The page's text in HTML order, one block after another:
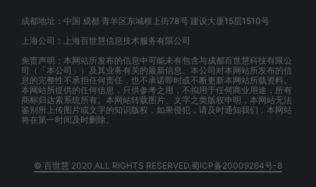
成都地址：中国 成都 青羊区东城根上街78号 建设大厦15层1510号
上海公司：上海百世慧信息技术服务有限公司
免责声明：本网站所发布的信息中可能未有包含与成都百世慧科技有限公
司（「本公司」）及其业务有关的最新信息。本公司对本网站所发布的信
息的完整性不承担任何责任，也不承诺即时或不断更新本网站所载资料。
本网站所提供的任何信息，只供参考之用，不拟用于任何商业用途，所有
商标归达索系统所有。本网站转载图片、文字之类版权申明，本网站无法
鉴别所上传图片或文字的知识版权，如果侵犯，请及时通知我们，本网站
将在第一时间及时删除。
© 百世慧 2020.ALL RIGHTS RESERVED.蜀ICP备20009264号-8